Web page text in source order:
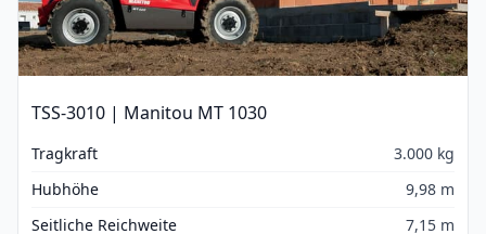
TSS-3010 | Manitou MT 1030
Tragkraft
3.000 kg
Hubhöhe
9,98 m
Seitliche Reichweite
7,15 m